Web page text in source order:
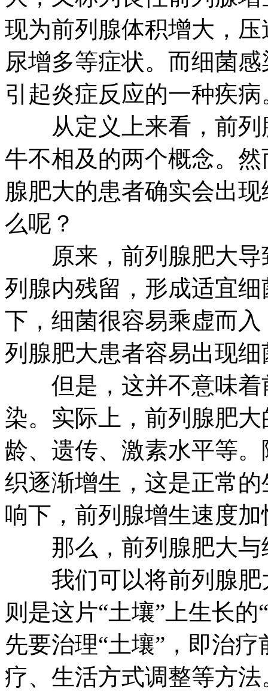
现为前列腺体积增大，
尿增多等症状。而细菌
引起炎症反应的一种疾病
从定义上来看，前列
牛不相及的两个概念。
腺肥大的患者确实会出
么呢？
原来，前列腺肥大导
列腺内残留，形成适宜
下，细菌很容易乘虚而
列腺肥大患者容易出现
但是，这并不意味着
染。实际上，前列腺肥
龄、遗传、激素水平等
织逐渐增生，这是正常
响下，前列腺增生速度
那么，前列腺肥大与
我们可以将前列腺肥
则是这片“土壤”上生长
先要治理“土壤”，即治
疗、生活方式调整等方